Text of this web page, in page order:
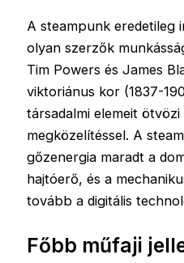
A steampunk eredetileg
olyan szerzők
Tim Powers és James
viktoriánus kor (1837-
társadalmi elemeit
megközelítéssel. A
gőzenergia maradt a
hajtóerő, és a
tovább a digitális
Főbb műfaji